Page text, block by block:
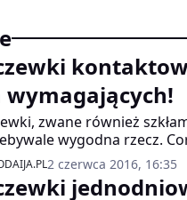
wymagających!
zwane również
wygodna rzecz.
nie tylko po to, aby
trendami czy
natychmiast zdradzają
2 czerwca 2016, 16:35